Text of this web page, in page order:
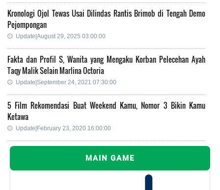
Kronologi Ojol Tewas Usai Dilindas Rantis Brimob di Tengah Demo
Pejompongan
Update|August 29, 2025 03:00:00
Fakta dan Profil S, Wanita yang Mengaku Korban Pelecehan Ayah
Taqy Malik Selain Marlina Octoria
Update|September 24, 2021 07:30:00
5 Film Rekomendasi Buat Weekend Kamu, Nomor 3 Bikin Kamu
Ketawa
Update|February 23, 2020 16:00:00
MAIN GAME